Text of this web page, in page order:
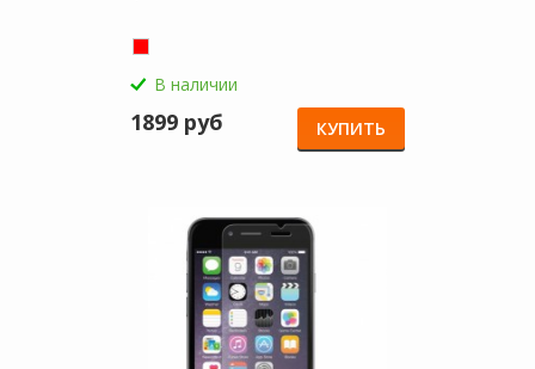
В наличии
1899 руб КУПИТЬ